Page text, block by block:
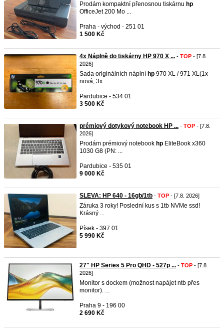
Prodám kompaktní přenosnou tiskárnu hp
OfficeJet 200 Mo ...
Praha - východ - 251 01
1 500 Kč
4x Náplně do tiskárny HP 970 X ... - TOP - [7.8.
2026]
Sada originálních náplní hp 970 XL / 971 XL(1x
nová, 3x ...
Pardubice - 534 01
3 500 Kč
prémiový dotykový notebook HP ... - TOP - [7.8.
2026]
Prodám prémiový notebook hp EliteBook x360
1030 G8 (PN: ...
Pardubice - 535 01
9 000 Kč
SLEVA: HP 640 - 16gb/1tb - TOP - [7.8. 2026]
Záruka 3 roky! Poslední kus s 1tb NVMe ssd!
Krásný ...
Písek - 397 01
5 990 Kč
27" HP Series 5 Pro QHD - 527p ... - TOP - [7.8.
2026]
Monitor s dockem (možnost napájet ntb přes
monitor). ...
Praha 9 - 196 00
2 690 Kč